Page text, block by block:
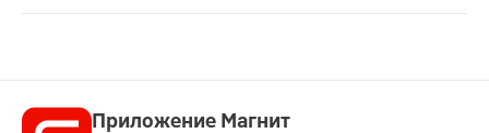
Приложение Магнит